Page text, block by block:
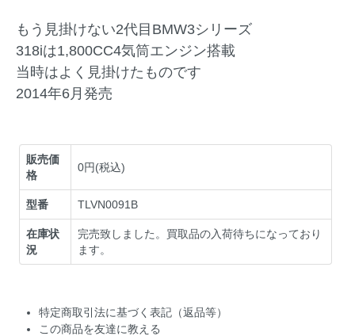
もう見掛けない2代目BMW3シリーズ
318iは1,800CC4気筒エンジン搭載
当時はよく見掛けたものです
2014年6月発売
販売価
格
0円(税込)
型番 TLVN0091B
在庫状
況
完売致しました。買取品の入荷待ちになっており
ます。
特定商取引法に基づく表記（返品等）
この商品を友達に教える